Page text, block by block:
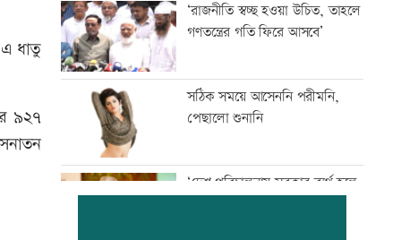
ধাতু
৯২৭
‘রাজনীতি স্বচ্ছ হওয়া উচিত, তাহলে
গণতন্ত্রের গতি ফিরে আসবে’
সঠিক সময়ে আসেননি পরীমনি,
পেছালো শুনানি
‘দেশ পরিচালনায় সরকার ব্যর্থ হলে